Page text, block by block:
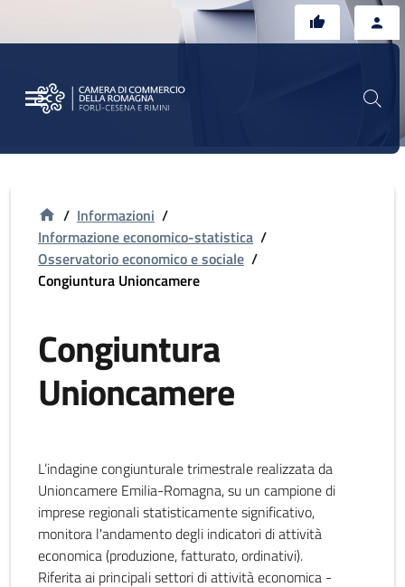
/ Informazioni /
Informazione economico-statistica /
Osservatorio economico e sociale /
Congiuntura Unioncamere
Congiuntura
Unioncamere
L’indagine congiunturale trimestrale realizzata da
Unioncamere Emilia-Romagna, su un campione di
imprese regionali statisticamente significativo,
monitora l'andamento degli indicatori di attività
economica (produzione, fatturato, ordinativi).
Riferita ai principali settori di attività economica -